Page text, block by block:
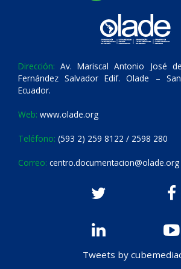
Dirección: Av. Mariscal Antonio José
Fernández Salvador Edif. Olade –
Ecuador.
Web: www.olade.org
Teléfono: (593 2) 259 8122 / 2598 280
Correo: centro.documentacion@olade.org
Tweets by